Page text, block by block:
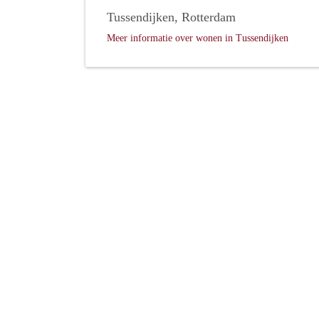
Tussendijken, Rotterdam
Meer informatie over wonen in Tussendijken